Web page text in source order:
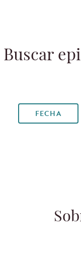
Buscar
FECHA